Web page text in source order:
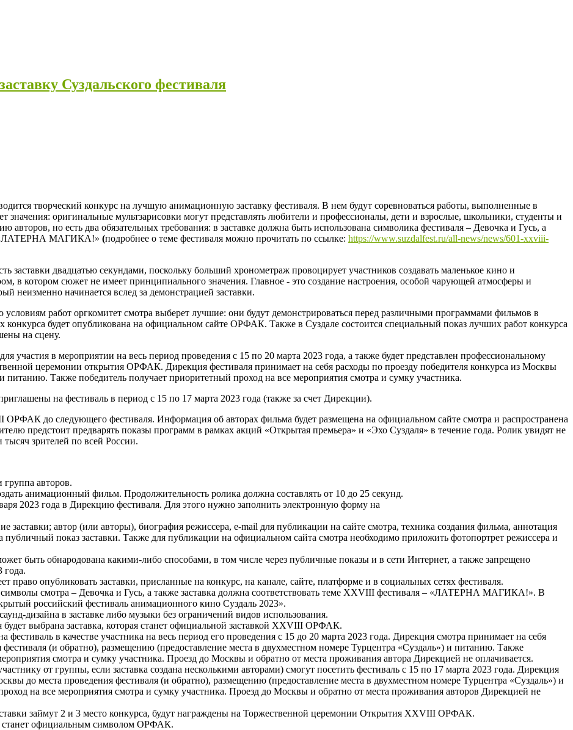
Суздальского фестиваля
творческий конкурс на лучшую анимационную заставку фестиваля. В нем будут соревноваться работы, выполненные в
значения: оригинальные мультзарисовки могут представлять любители и профессионалы, дети и взрослые, школьники, студенты и
авторов, но есть два обязательных требования: в заставке должна быть использована символика фестиваля – Девочка и Гусь, а
– «ЛАТЕРНА МАГИКА!» (подробнее о теме фестиваля можно прочитать по ссылке: https://www.suzdalfest.ru/all-news/news/601-xxviii-
заставки двадцатью секундами, поскольку больший хронометраж провоцирует участников создавать маленькое кино и
в котором сюжет не имеет принципиального значения. Главное - это создание настроения, особой чарующей атмосферы и
неизменно начинается вслед за демонстрацией заставки.
работ оргкомитет смотра выберет лучшие: они будут демонстрироваться перед различными программами фильмов в
будет опубликована на официальном сайте ОРФАК. Также в Суздале состоится специальный показ лучших работ конкурса
на сцену.
участия в мероприятии на весь период проведения с 15 по 20 марта 2023 года, а также будет представлен профессиональному
церемонии открытия ОРФАК. Дирекция фестиваля принимает на себя расходы по проезду победителя конкурса из Москвы
Также победитель получает приоритетный проход на все мероприятия смотра и сумку участника.
на фестиваль в период с 15 по 17 марта 2023 года (также за счет Дирекции).
до следующего фестиваля. Информация об авторах фильма будет размещена на официальном сайте смотра и распространена
предстоит предварять показы программ в рамках акций «Открытая премьера» и «Эхо Суздаля» в течение года. Ролик увидят не
зрителей по всей России.
авторов.
анимационный фильм. Продолжительность ролика должна составлять от 10 до 25 секунд.
2023 года в Дирекцию фестиваля. Для этого нужно заполнить электронную форму на
заставки; автор (или авторы), биография режиссера, e-mail для публикации на сайте смотра, техника создания фильма, аннотация
публичный показ заставки. Также для публикации на официальном сайта смотра необходимо приложить фотопортрет режиссера и
быть обнародована какими-либо способами, в том числе через публичные показы и в сети Интернет, а также запрещено
года.
право опубликовать заставки, присланные на конкурс, на канале, сайте, платформе и в социальных сетях фестиваля.
символы смотра – Девочка и Гусь, а также заставка должна соответствовать теме XXVIII фестиваля – «ЛАТЕРНА МАГИКА!». В
российский фестиваль анимационного кино Суздаль 2023».
дизайна в заставке либо музыки без ограничений видов использования.
выбрана заставка, которая станет официальной заставкой XXVIII ОРФАК.
в качестве участника на весь период его проведения с 15 до 20 марта 2023 года. Дирекция смотра принимает на себя
(и обратно), размещению (предоставление места в двухместном номере Турцентра «Суздаль») и питанию. Также
смотра и сумку участника. Проезд до Москвы и обратно от места проживания автора Дирекцией не оплачивается.
от группы, если заставка создана несколькими авторами) смогут посетить фестиваль с 15 по 17 марта 2023 года. Дирекция
до места проведения фестиваля (и обратно), размещению (предоставление места в двухместном номере Турцентра «Суздаль») и
на все мероприятия смотра и сумку участника. Проезд до Москвы и обратно от места проживания авторов Дирекцией не
займут 2 и 3 место конкурса, будут награждены на Торжественной церемонии Открытия XXVIII ОРФАК.
станет официальным символом ОРФАК.